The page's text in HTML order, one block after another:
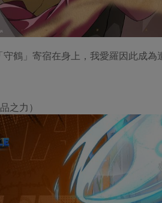
鶴」寄宿在身上，我愛羅因此成為
之力）